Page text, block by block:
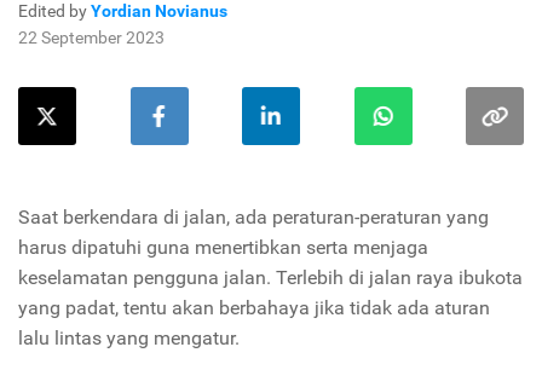
Edited byYordian Novianus
22 September 2023
Saat berkendara di jalan, ada peraturan-peraturan yang
harus dipatuhi guna menertibkan serta menjaga
keselamatan pengguna jalan. Terlebih di jalan raya ibukota
yang padat, tentu akan berbahaya jika tidak ada aturan
lalu lintas yang mengatur.